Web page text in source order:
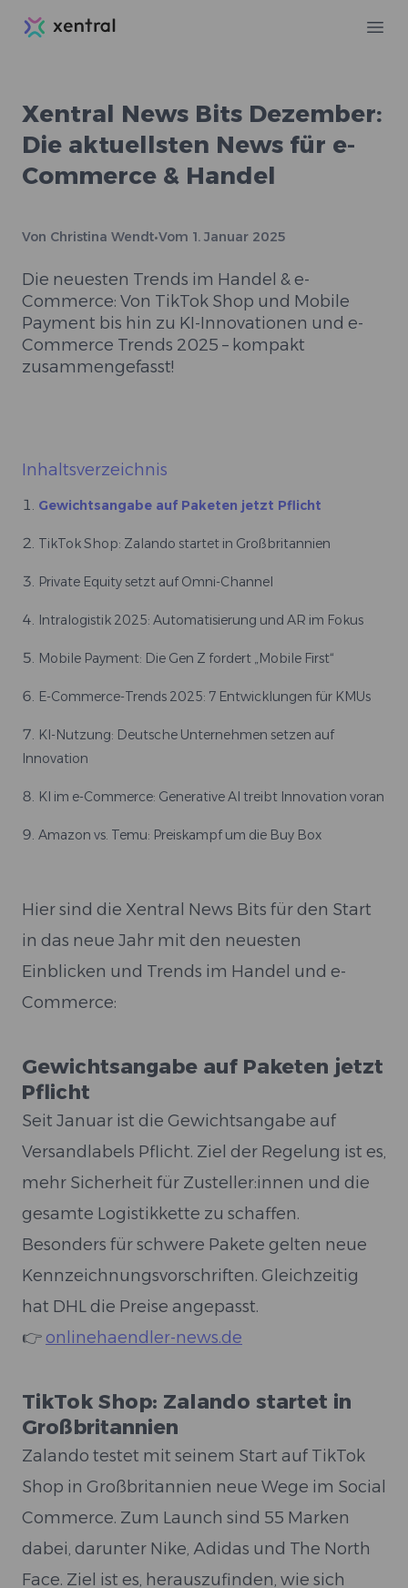
Xentral
Xentral News Bits Dezember:
Die aktuellsten News für e-
Commerce & Handel
Von Christina Wendt•Vom 1. Januar 2025
Die neuesten Trends im Handel & e-
Commerce: Von TikTok Shop und Mobile
Payment bis hin zu KI-Innovationen und e-
Commerce Trends 2025 – kompakt
zusammengefasst!
Inhaltsverzeichnis
Gewichtsangabe auf Paketen jetzt Pflicht
TikTok Shop: Zalando startet in Großbritannien
Private Equity setzt auf Omni-Channel
Intralogistik 2025: Automatisierung und AR im Fokus
Mobile Payment: Die Gen Z fordert „Mobile First“
E-Commerce-Trends 2025: 7 Entwicklungen für KMUs
KI-Nutzung: Deutsche Unternehmen setzen auf
Innovation
KI im e-Commerce: Generative AI treibt Innovation voran
Amazon vs. Temu: Preiskampf um die Buy Box
Hier sind die Xentral News Bits für den Start
in das neue Jahr mit den neuesten
Einblicken und Trends im Handel und e-
Commerce:
Gewichtsangabe auf Paketen jetzt
Pflicht
Seit Januar ist die Gewichtsangabe auf
Versandlabels Pflicht. Ziel der Regelung ist es,
mehr Sicherheit für Zusteller:innen und die
gesamte Logistikkette zu schaffen.
Besonders für schwere Pakete gelten neue
Kennzeichnungsvorschriften. Gleichzeitig
hat DHL die Preise angepasst.
👉 onlinehaendler-news.de
TikTok Shop: Zalando startet in
Großbritannien
Zalando testet mit seinem Start auf TikTok
Shop in Großbritannien neue Wege im Social
Commerce. Zum Launch sind 55 Marken
dabei, darunter Nike, Adidas und The North
Face. Ziel ist es, herauszufinden, wie sich